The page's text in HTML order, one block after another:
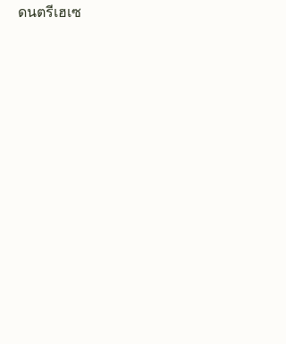
ดนตรีเฮเซ